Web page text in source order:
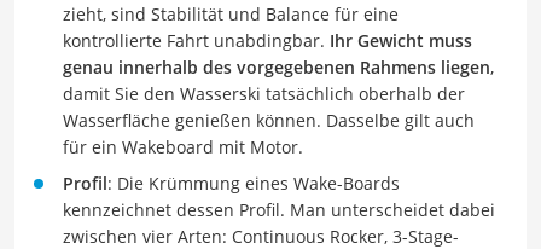
zieht, sind Stabilität und Balance für eine
kontrollierte Fahrt unabdingbar. Ihr Gewicht muss
genau innerhalb des vorgegebenen Rahmens liegen,
damit Sie den Wasserski tatsächlich oberhalb der
Wasserfläche genießen können. Dasselbe gilt auch
für ein Wakeboard mit Motor.
Profil: Die Krümmung eines Wake-Boards
kennzeichnet dessen Profil. Man unterscheidet dabei
zwischen vier Arten: Continuous Rocker, 3-Stage-